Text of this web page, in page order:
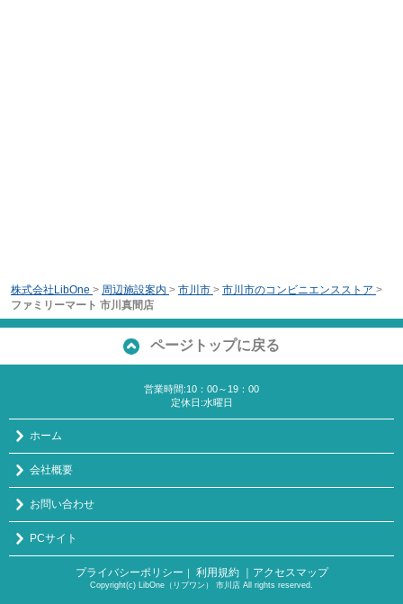
株式会社LibOne > 周辺施設案内 > 市川市 > 市川市のコンビニエンスストア >
ファミリーマート 市川真間店
ページトップに戻る
営業時間:10：00～19：00
定休日:水曜日
ホーム
会社概要
お問い合わせ
PCサイト
プライバシーポリシー ｜ 利用規約 ｜アクセスマップ
Copyright(c) LibOne（リブワン） 市川店 All rights reserved.